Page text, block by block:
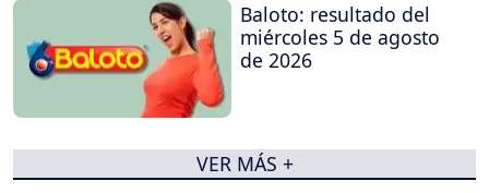
Baloto: resultado del
miércoles 5 de agosto
de 2026
VER MÁS +